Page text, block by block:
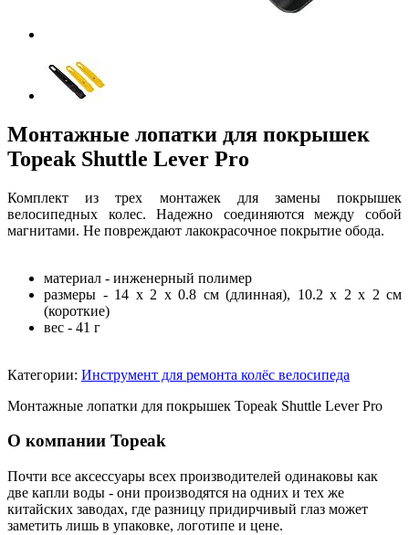
Монтажные лопатки для покрышек
Topeak Shuttle Lever Pro
Комплект из трех монтажек для замены покрышек
велосипедных колес. Надежно соединяются между собой
магнитами. Не повреждают лакокрасочное покрытие обода.
материал - инженерный полимер
размеры - 14 x 2 x 0.8 см (длинная), 10.2 x 2 x 2 см
(короткие)
вес - 41 г
Категории: Инструмент для ремонта колёс велосипеда
Монтажные лопатки для покрышек Topeak Shuttle Lever Pro
О компании Topeak
Почти все аксессуары всех производителей одинаковы как
две капли воды - они производятся на одних и тех же
китайских заводах, где разницу придирчивый глаз может
заметить лишь в упаковке, логотипе и цене.